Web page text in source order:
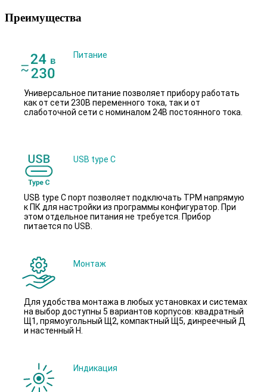
Преимущества
Питание
Универсальное питание позволяет прибору работать
как от сети 230В переменного тока, так и от
слаботочной сети с номиналом 24В постоянного тока.
USB type С
USB type С порт позволяет подключать ТРМ напрямую
к ПК для настройки из программы конфигуратор. При
этом отдельное питания не требуется. Прибор
питается по USB.
Монтаж
Для удобства монтажа в любых установках и системах
на выбор доступны 5 вариантов корпусов: квадратный
Щ1, прямоугольный Щ2, компактный Щ5, динреечный Д
и настенный Н.
Индикация